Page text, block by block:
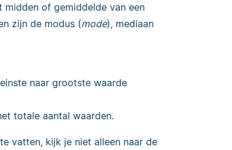
midden of gemiddelde van een
zijn de modus (mode), mediaan
naar grootste waarde
totale aantal waarden.
vatten, kijk je niet alleen naar de